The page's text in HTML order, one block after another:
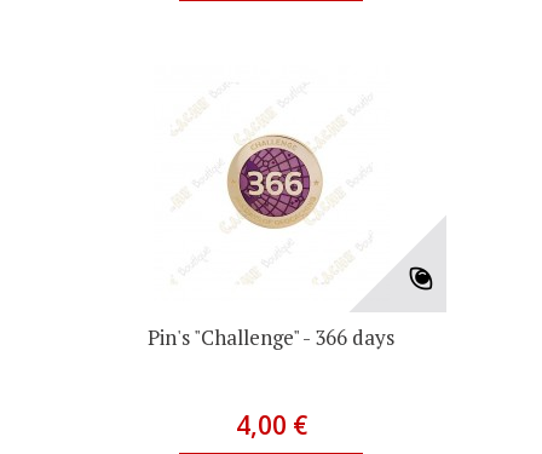
Pin's "Challenge" - 366 days
4,00 €